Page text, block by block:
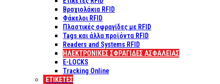
Βραχιολάκια RFID
Φάκελοι RFID
Πλαστικές σφραγίδες με RFID
Tags και άλλα προϊόντα RFID
Readers and Systems RFID
ΗΛΕΚΤΡΟΝΙΚΕΣ ΣΦΡΑΓΙΔΕΣ ΑΣΦΑΛΕΙΑΣ
E-LOCKS
Tracking Online
ΕΤΙΚΈΤΕΣ